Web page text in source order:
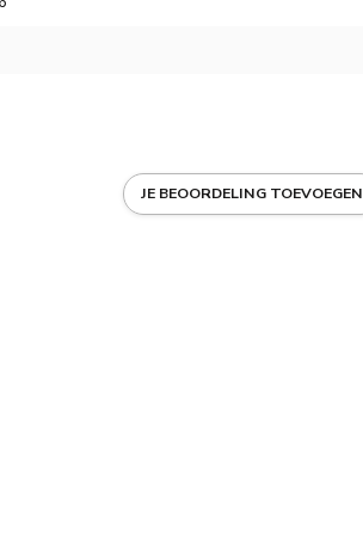
JE BEOORDELING TOEVOEGEN